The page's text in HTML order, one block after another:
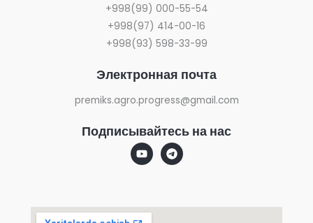
+998(99) 000-55-54
+998(97) 414-00-16
+998(93) 598-33-99
Электронная почта
premiks.agro.progress@gmail.com
Подписывайтесь на нас